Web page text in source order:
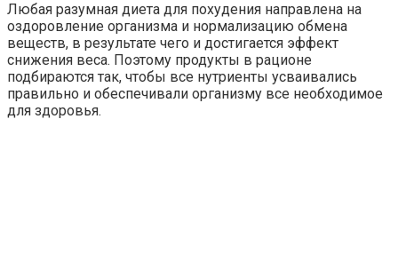
Любая разумная диета для похудения направлена на
оздоровление организма и нормализацию обмена
веществ, в результате чего и достигается эффект
снижения веса. Поэтому продукты в рационе
подбираются так, чтобы все нутриенты усваивались
правильно и обеспечивали организму все необходимое
для здоровья.